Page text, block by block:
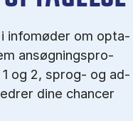
i in­fo­mø­der om op­ta­
an­søg­nings­pro­
og 2, sprog- og ad­
dine chancer